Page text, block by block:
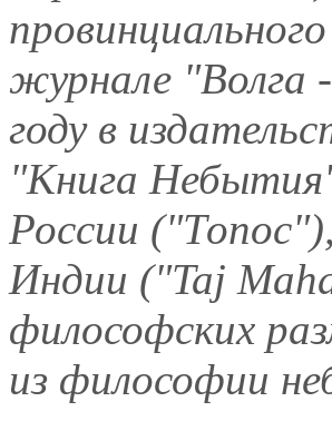
журнале "Волга
году в
"Книга
России
Индии ("Taj
философских
из философии